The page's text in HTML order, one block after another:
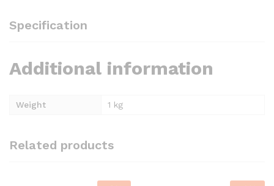
Specification
Additional information
Weight 1 kg
Related products